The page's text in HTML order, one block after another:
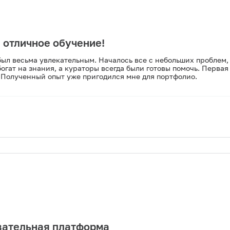
обучение!
весьма увлекательным. Началось все с небольших
на знания, а кураторы всегда были готовы помочь.
опыт уже пригодился мне для портфолио.
платформа